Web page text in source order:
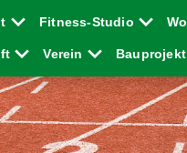
Fitness-Studio
Verein